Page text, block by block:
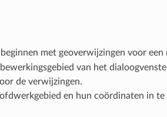
met geoverwijzingen voor een
van het
de verwijzingen.
en hun coördinaten in te